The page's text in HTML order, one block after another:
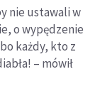
nie ustawali w
o wypędzenie
każdy, kto z
– mówił